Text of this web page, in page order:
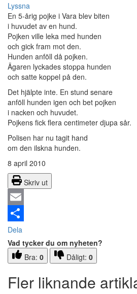
Lyssna
En 5-årig pojke i Vara blev biten
i huvudet av en hund.
Pojken ville leka med hunden
och gick fram mot den.
Hunden anföll då pojken.
Ägaren lyckades stoppa hunden
och satte koppel på den.
Det hjälpte inte. En stund senare
anföll hunden igen och bet pojken
i nacken och huvudet.
Pojkens fick flera centimeter djupa sår.
Polisen har nu tagit hand
om den ilskna hunden.
8 april 2010
Skriv ut
Email
Dela
Vad tycker du om nyheten?
Bra: 0 Dåligt: 0
Fler liknande